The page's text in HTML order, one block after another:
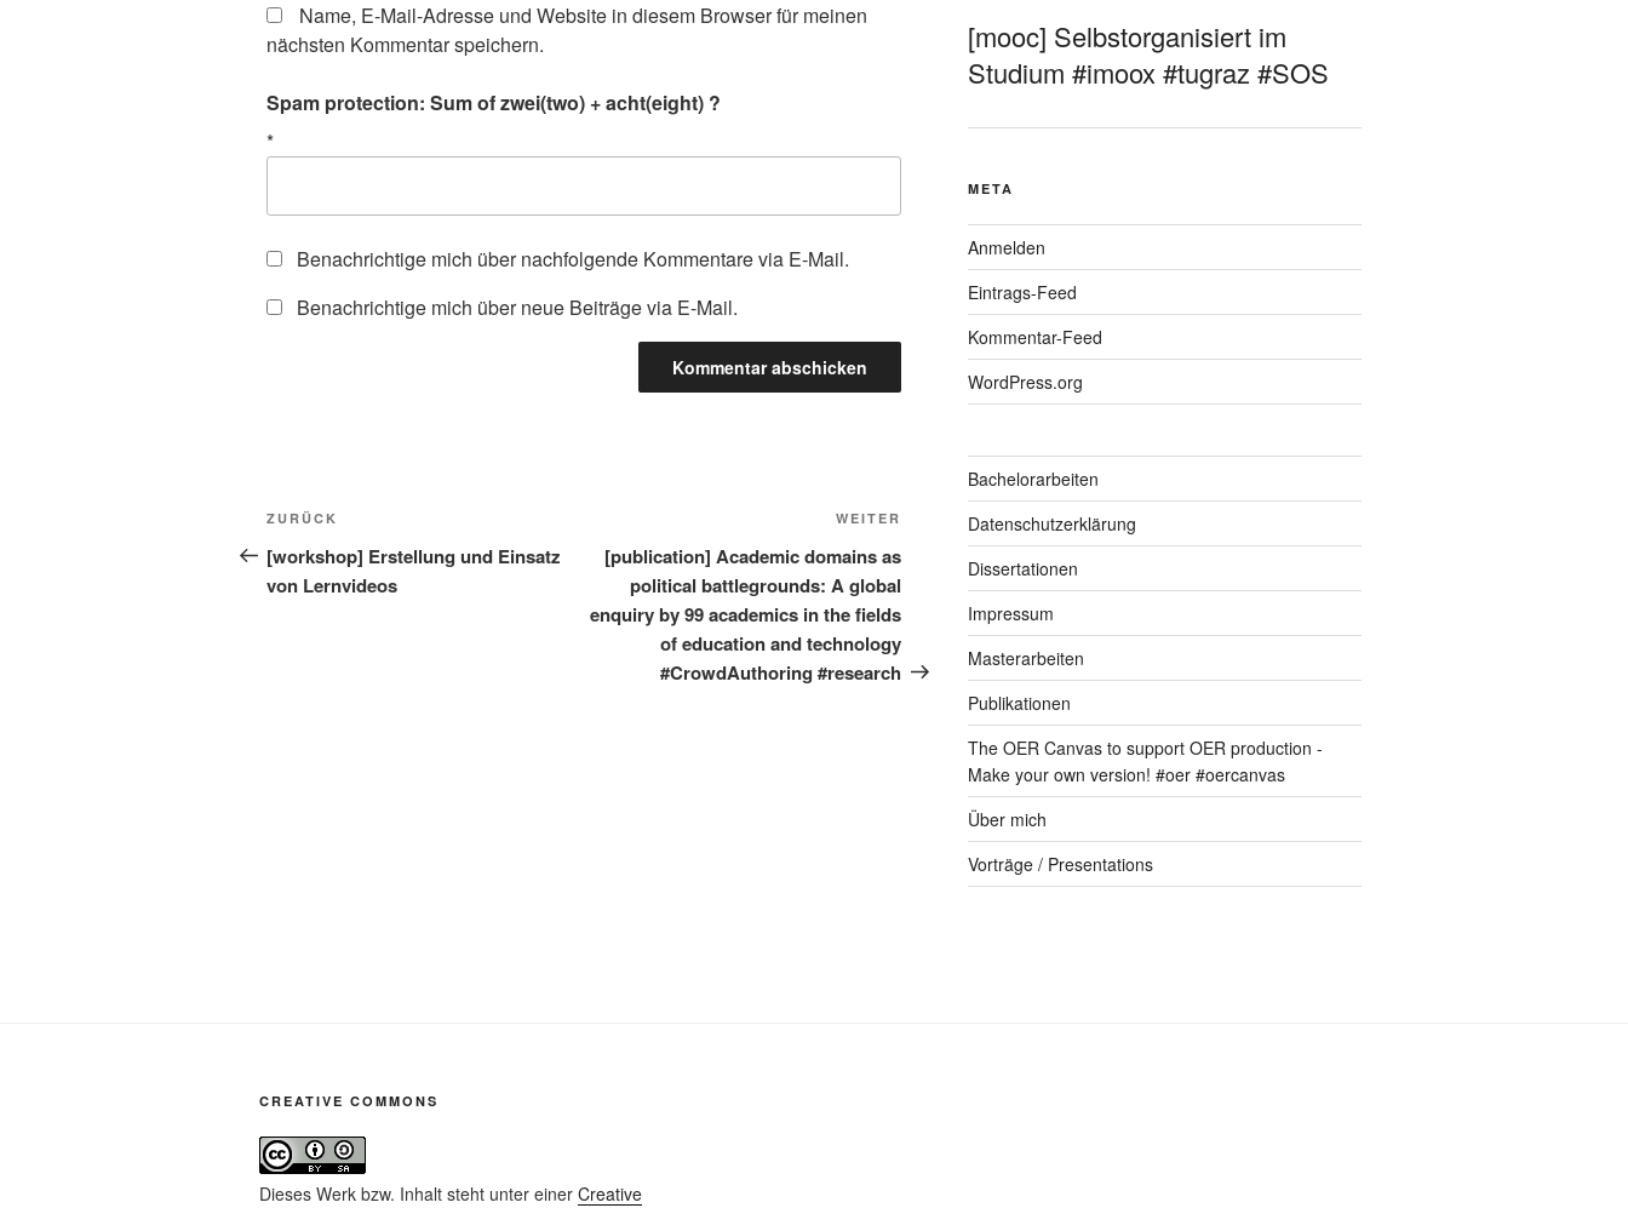
Name, E-Mail-Adresse und Website in diesem Browser für meinen
nächsten Kommentar speichern.
Spam protection: Sum of zwei(two) + acht(eight) ?
*
Benachrichtige mich über nachfolgende Kommentare via E-Mail.
Benachrichtige mich über neue Beiträge via E-Mail.
Beitragsnavigation
Vorheriger
Beitrag
ZURÜCK
[workshop] Erstellung und Einsatz
von Lernvideos
Nächster
Beitrag
WEITER
[publication] Academic domains as
political battlegrounds: A global
enquiry by 99 academics in the fields
of education and technology
#CrowdAuthoring #research
[mooc] Selbstorganisiert im
Studium #imoox #tugraz #SOS
META
Anmelden
Eintrags-Feed
Kommentar-Feed
WordPress.org
Bachelorarbeiten
Datenschutzerklärung
Dissertationen
Impressum
Masterarbeiten
Publikationen
The OER Canvas to support OER production -
Make your own version! #oer #oercanvas
Über mich
Vorträge / Presentations
CREATIVE COMMONS
Dieses Werk bzw. Inhalt steht unter einer Creative